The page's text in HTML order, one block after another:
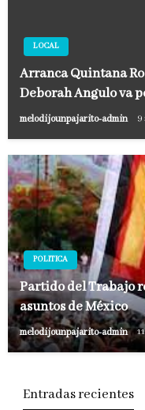
LOCAL
Arranca Quintana
Deborah Angulo va
melodijounpajarito-admin 9
POLITICA
Partido del Trabajo
asuntos de México
melodijounpajarito-admin
Entradas recientes